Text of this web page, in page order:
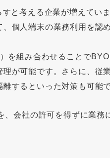
と考える企業が増えてい
個人端末の業務利用を
組み合わせることで
が可能です。さらに、従
するといった対策も可能で
会社の許可を得ずに業